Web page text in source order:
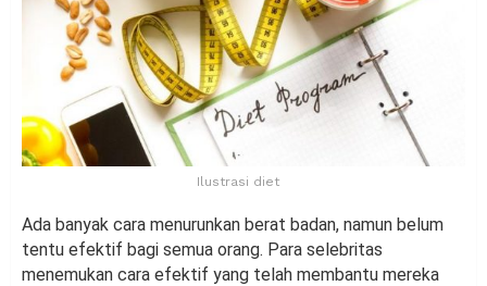
Ilustrasi diet
Ada banyak cara menurunkan berat badan, namun belum
tentu efektif bagi semua orang. Para selebritas
menemukan cara efektif yang telah membantu mereka